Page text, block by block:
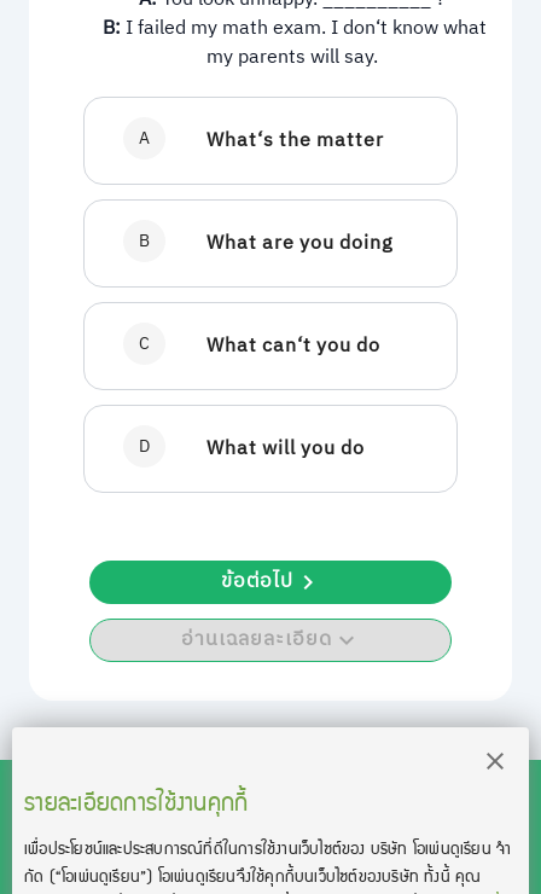
B: I failed my math exam. I don‘t know what
my parents will say.
A
B What are you doing
C What can‘t you do
D What will you do
อ่านเฉลยละเอียด
ข้อต่อไป
รายละเอียดการใช้งานคุกกี้
เพื่อประโยชน์และประสบการณ์ที่ดีในการใช้งานเว็บไซต์ของ บริษัท โอเพ่นดูเรียน จํา
กัด (“โอเพ่นดูเรียน”)โอเพ่นดูเรียนจึงใช้คุกกี้บนเว็บไซต์ของบริษัท ทั้งนี้ คุณ
สงวนลิขสิทธิ์โดย บริษัท โอเพ่นดูเรียน จำกัด 2021 ©︎ OpenDurian